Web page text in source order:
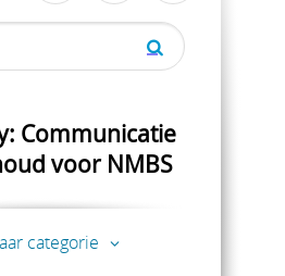
Communicatie
voor NMBS
categorie